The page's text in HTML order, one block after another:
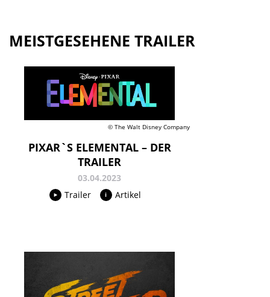
MEISTGESEHENE TRAILER
© The Walt Disney Company
PIXAR`S ELEMENTAL – DER
TRAILER
03.04.2023
Trailer
Artikel